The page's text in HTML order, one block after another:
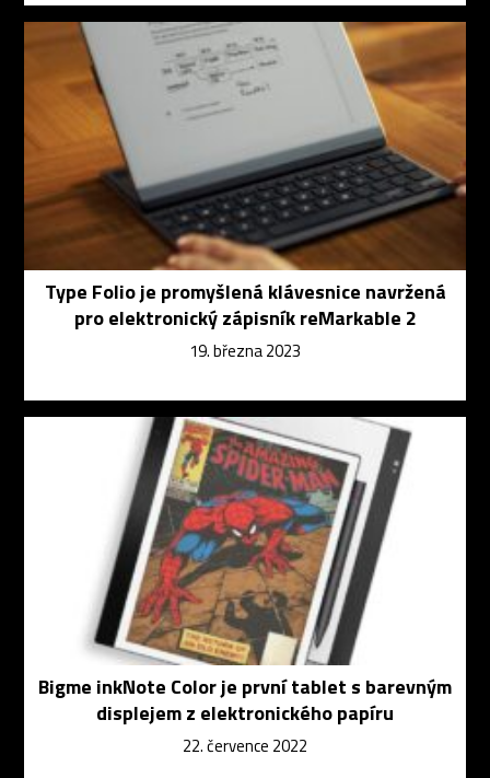
Type Folio je promyšlená klávesnice navržená
pro elektronický zápisník reMarkable 2
19. března 2023
Bigme inkNote Color je první tablet s barevným
displejem z elektronického papíru
22. července 2022